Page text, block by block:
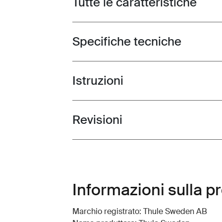
Toggle techspec
Specifiche tecniche
Toggle guides and instructions
Istruzioni
Toggle overview
Revisioni
Informazioni sulla
Marchio registrato: Thule Sweden AB